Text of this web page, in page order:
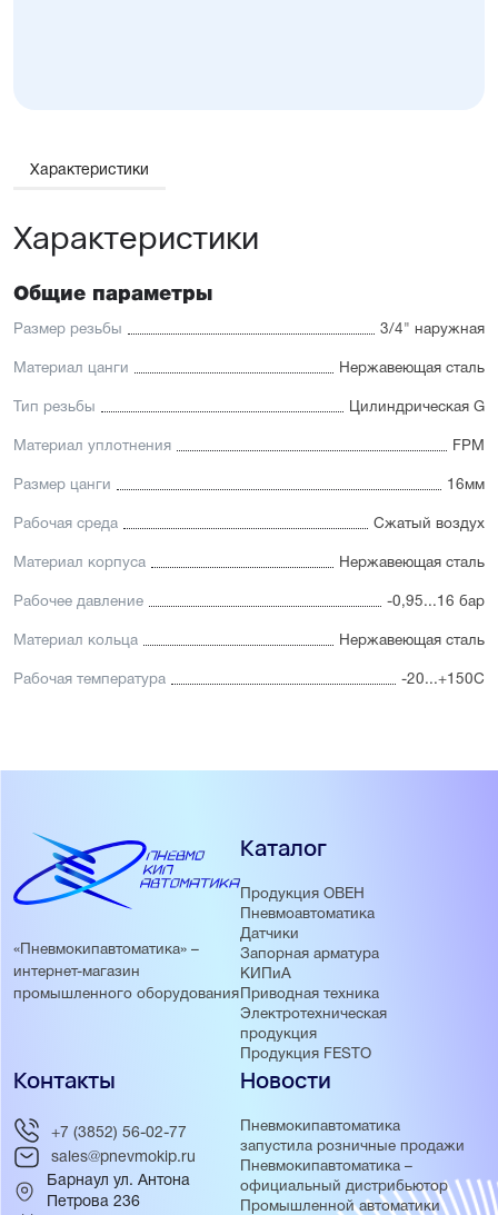
Характеристики
Характеристики
Общие параметры
Размер резьбы 3/4" наружная
Материал цанги Нержавеющая сталь
Тип резьбы Цилиндрическая G
Материал уплотнения FPM
Размер цанги 16мм
Рабочая среда Сжатый воздух
Материал корпуса Нержавеющая сталь
Рабочее давление -0,95...16 бар
Материал кольца Нержавеющая сталь
Рабочая температура -20...+150С
«Пневмокипавтоматика» –
интернет-магазин
промышленного оборудования
Каталог
Продукция ОВЕН
Пневмоавтоматика
Датчики
Запорная арматура
КИПиА
Приводная техника
Электротехническая
продукция
Продукция FESTO
Новости
Пневмокипавтоматика
запустила розничные продажи
Пневмокипавтоматика –
официальный дистрибьютор
Промышленной автоматики
Контакты
+7 (3852) 56-02-77
sales@pnevmokip.ru
Барнаул ул. Антона
Петрова 236